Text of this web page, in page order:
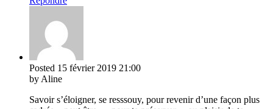
Posted 15 février 2019 21:00
by Aline
Savoir s’éloigner, se resssouy, pour revenir d’une façon plus